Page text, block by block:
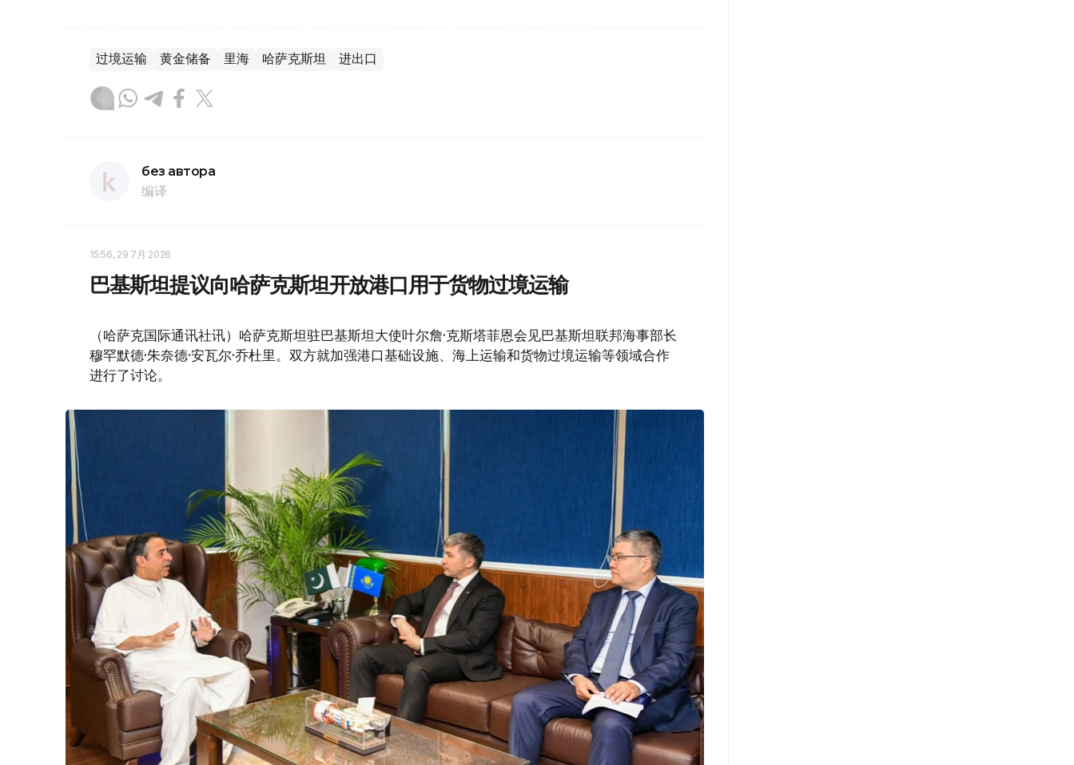
过境运输 黄金储备 里海 哈萨克斯坦 进出口
без автора
编译
15:56, 29 7月 2026
巴基斯坦提议向哈萨克斯坦开放港口用于货物过境运输
（哈萨克国际通讯社讯）哈萨克斯坦驻巴基斯坦大使叶尔詹·克斯塔菲恩会见巴基斯坦联邦海事部长
穆罕默德·朱奈德·安瓦尔·乔杜里。双方就加强港口基础设施、海上运输和货物过境运输等领域合作
进行了讨论。